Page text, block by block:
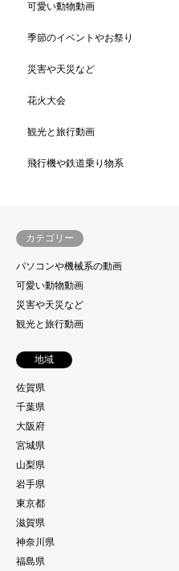
可愛い動物動画
季節のイベントやお祭り
災害や天災など
花火大会
観光と旅行動画
飛行機や鉄道乗り物系
カテゴリー
パソコンや機械系の動画
可愛い動物動画
災害や天災など
観光と旅行動画
地域
佐賀県
千葉県
大阪府
宮城県
山梨県
岩手県
東京都
滋賀県
神奈川県
福島県